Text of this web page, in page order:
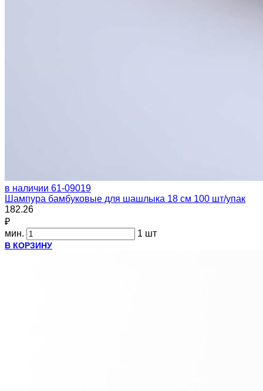
в наличии 61-09019
Шампура бамбуковые для шашлыка 18 см 100 шт/упак
182.26
₽
мин.
1 шт
В КОРЗИНУ